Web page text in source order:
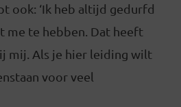
ook: ‘Ik heb altijd gedurfd
me te hebben. Dat heeft
mij. Als je hier leiding wilt
voor veel